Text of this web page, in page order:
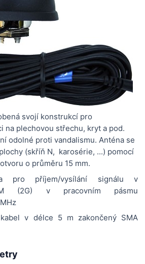
svojí konstrukcí pro
na plechovou střechu, kryt a pod.
odolné proti vandalismu. Anténa se
(skříň N, karosérie, ...) pomocí
o průměru 15 mm.
pro příjem/vysílání signálu v
(2G) v pracovním pásmu
v délce 5 m zakončený SMA